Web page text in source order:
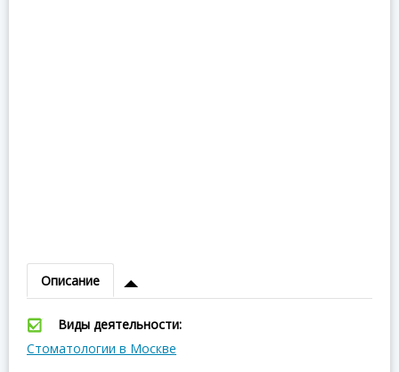
Описание
Виды деятельности:
Стоматологии в Москве